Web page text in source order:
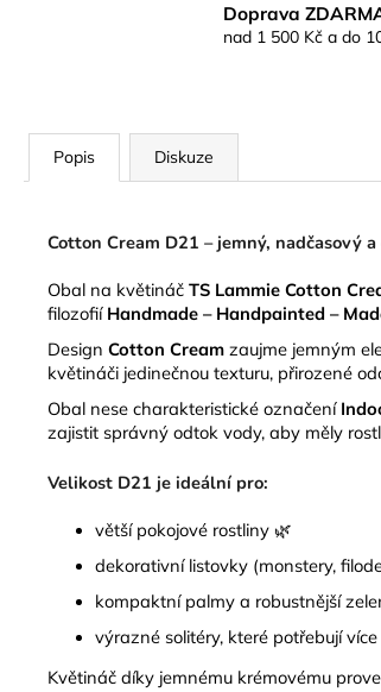
Doprava
nad 1 500 Kč a do
Popis Diskuze
Cotton Cream D21 – jemný, nadčasový
Obal na květináč TS Lammie Cotton
filozofií Handmade – Handpainted –
Design Cotton Cream zaujme jemným
květináči jedinečnou texturu, přirozené
Obal nese charakteristické označení
zajistit správný odtok vody, aby měly
Velikost D21 je ideální pro:
větší pokojové rostliny 🌿
dekorativní listovky (monstery,
kompaktní palmy a robustnější
výrazné solitéry, které potřebují
Květináč díky jemnému krémovému